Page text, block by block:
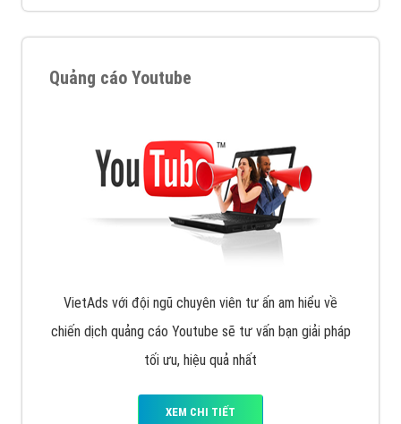
Quảng cáo Youtube
VietAds với đội ngũ chuyên viên tư ấn am hiểu về
chiến dịch quảng cáo Youtube sẽ tư vấn bạn giải pháp
tối ưu, hiệu quả nhất
XEM CHI TIẾT